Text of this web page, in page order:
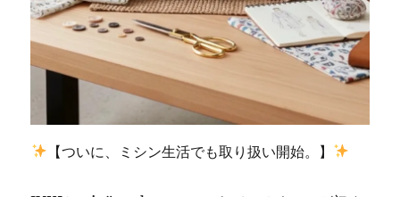
の
ご
北
市
【ついに、ミシン生活でも取り扱い開始。】